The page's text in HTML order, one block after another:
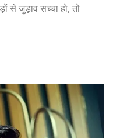
से जुड़ाव सच्चा हो, तो